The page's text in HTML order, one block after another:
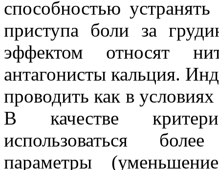
способностью
приступа боли за
эффектом относят
антагонисты кальция.
проводить как в
В качестве
использоваться
параметры